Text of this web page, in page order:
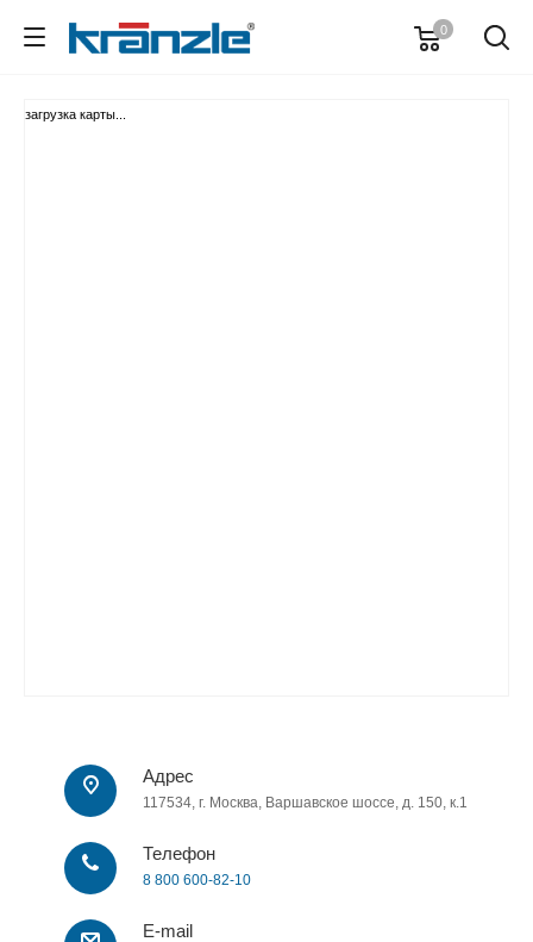
0
загрузка карты...
Адрес
117534, г. Москва, Варшавское шоссе, д. 150, к.1
Телефон
8 800 600-82-10
E-mail